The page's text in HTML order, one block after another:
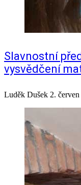
Slavnostní
vysvědčení
Luděk Dušek 2.